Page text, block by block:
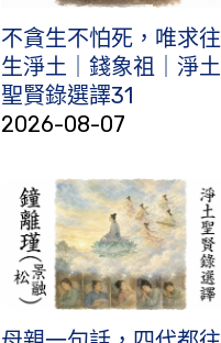
不貪生不怕死，唯求往
生淨土｜錢象祖｜淨土
聖賢錄選譯31
2026-08-07